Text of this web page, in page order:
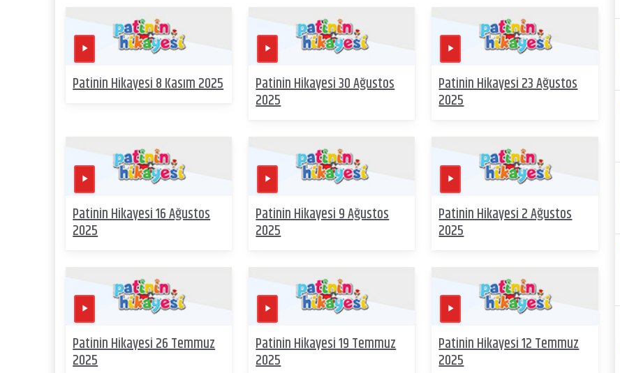
Patinin Hikayesi 8 Kasım 2025 Patinin Hikayesi 30 Ağustos
2025
Patinin Hikayesi 23 Ağustos
2025
Patinin Hikayesi 16 Ağustos
2025
Patinin Hikayesi 9 Ağustos
2025
Patinin Hikayesi 2 Ağustos
2025
Patinin Hikayesi 26 Temmuz
2025
Patinin Hikayesi 19 Temmuz
2025
Patinin Hikayesi 12 Temmuz
2025